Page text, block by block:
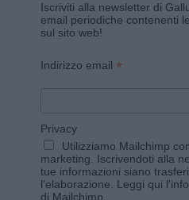
Iscriviti alla newsletter di
email periodiche contenenti
sul sito web!
Indirizzo email *
Privacy
Utilizziamo Mailchimp
marketing. Iscrivendoti alla
tue informazioni siano
l'elaborazione. Leggi qui
di Mailchimp